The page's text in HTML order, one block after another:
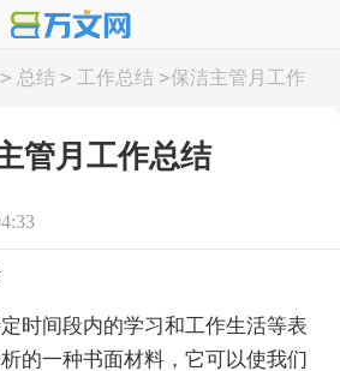
> 总结 > 工作总结 >保洁主管月工作
管月工作总结
间段内的学习和工作生活等表
的一种书面材料，它可以使我们